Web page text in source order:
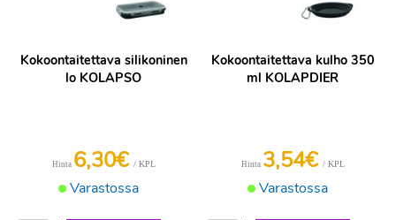
Kokoontaitettava silikoninen
lo KOLAPSO
Varastossa
Hinta 6,30€ / KPL
Kokoontaitettava kulho 350
ml KOLAPDIER
Varastossa
Hinta 3,54€ / KPL